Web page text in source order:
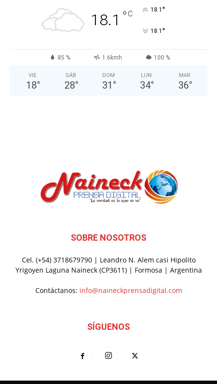
18.1 °C 18.1 °
18.1 °
85 % 1.6kmh 100 %
VIE
18°
SÁB
28°
DOM
31 °
LUN
34°
MAR
36°
SOBRE NOSOTROS
Cel. (+54) 3718679790 | Leandro N. Alem casi Hipolito
Yrigoyen Laguna Naineck (CP3611) | Formosa | Argentina
Contáctanos: info@naineckprensadigital.com
SÍGUENOS